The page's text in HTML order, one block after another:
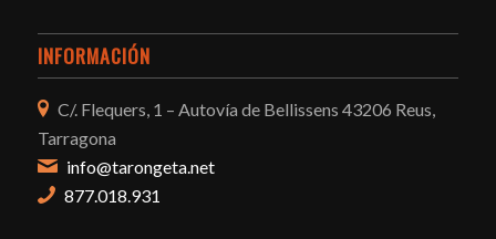
INFORMACIÓN
C/. Flequers, 1 – Autovía de Bellissens 43206 Reus,
Tarragona
info@tarongeta.net
877.018.931